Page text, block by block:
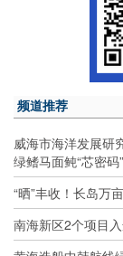
频道推荐
威海市海洋发展研
绿鳍马面鲀“芯密码”
“晒”丰收！长岛万
南海新区2个项目